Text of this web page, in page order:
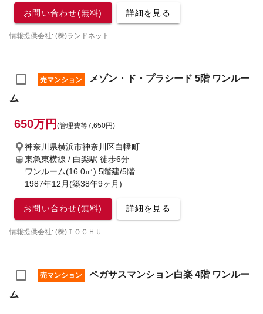
お問い合わせ(無料) 詳細を見る
情報提供会社: (株)ランドネット
売マンション
メゾン・ド・プラシード 5階 ワンルー
ム
650万円 (管理費等7,650円)
神奈川県横浜市神奈川区白幡町
東急東横線 / 白楽駅 徒歩6分
ワンルーム(16.0㎡) 5階建/5階
1987年12月(築38年9ヶ月)
お問い合わせ(無料) 詳細を見る
情報提供会社: (株)ＴＯＣＨＵ
売マンション
ペガサスマンション白楽 4階 ワンルー
ム